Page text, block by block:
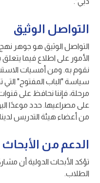
التواصل الوثيق
التواصل الوثيق هو جوهر نهج
الأمور على اطلاع فيما
نقوم به. ومن أمسيات
سياسة "الباب المفتوح" التي
مرحلة، فإننا نحافظ على
على مصراعيها. حدد موعدًا
من أعضاء هيئة التدريس
الدعم من الأبحاث
تؤكد الأبحاث الدولية أن
الطلاب.